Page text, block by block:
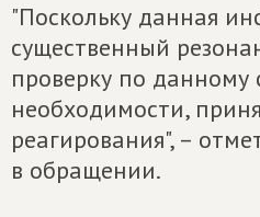
"Поскольку данная
существенный
проверку по данному
необходимости,
реагирования", –
в обращении.